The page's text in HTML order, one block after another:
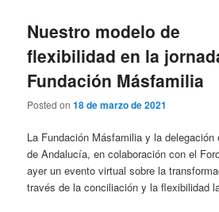
Nuestro modelo de
flexibilidad en la
Fundación Másfamilia
Posted on18 de marzo de 2021
La Fundación Másfamilia y la
de Andalucía, en colaboración con el
ayer un evento virtual sobre la
través de la conciliación y la flexibilidad